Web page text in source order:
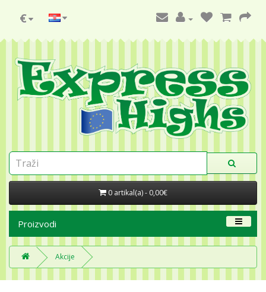
€
0 artikal(a) - 0,00€
Proizvodi
Akcije